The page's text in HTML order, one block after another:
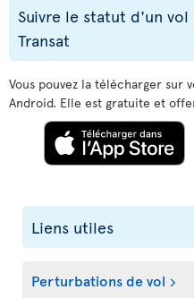
Suivre le statut d'un
Transat
Vous pouvez la télécharger sur
Android. Elle est gratuite et
Liens utiles
Perturbations de vol